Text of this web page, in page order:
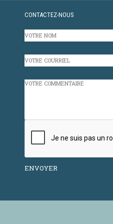
CONTACTEZ-NOUS
VOTRE
NOM
VOTRE
COURRIEL
VOTRE
CAPTCHA